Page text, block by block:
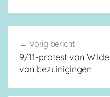
Berichtnavigatie
Vorig bericht
9/11-protest van
van bezuinigingen